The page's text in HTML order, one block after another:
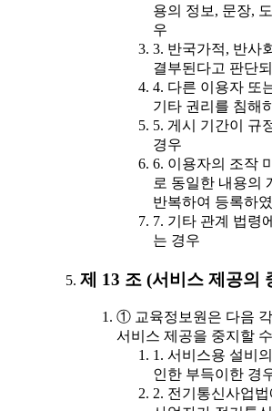
용의 정보, 문장,
우
3. 반국가적, 반사
결부된다고 판단
4. 다른 이용자 또
기타 권리를 침해
5. 게시 기간이 규
경우
6. 이용자의 조작
로 동일한 내용의
반복하여 등록하
7. 기타 관계 법령
는 경우
제 13 조 (서비스 제공의
① 교육정보원은 다음
서비스 제공을 중지할
1. 서비스용 설비
인한 부득이한 경
2. 전기통신사업